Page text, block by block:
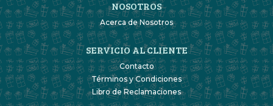
NOSOTROS
Acerca de Nosotros
SERVICIO AL CLIENTE
Contacto
Términos y Condiciones
Libro de Reclamaciones